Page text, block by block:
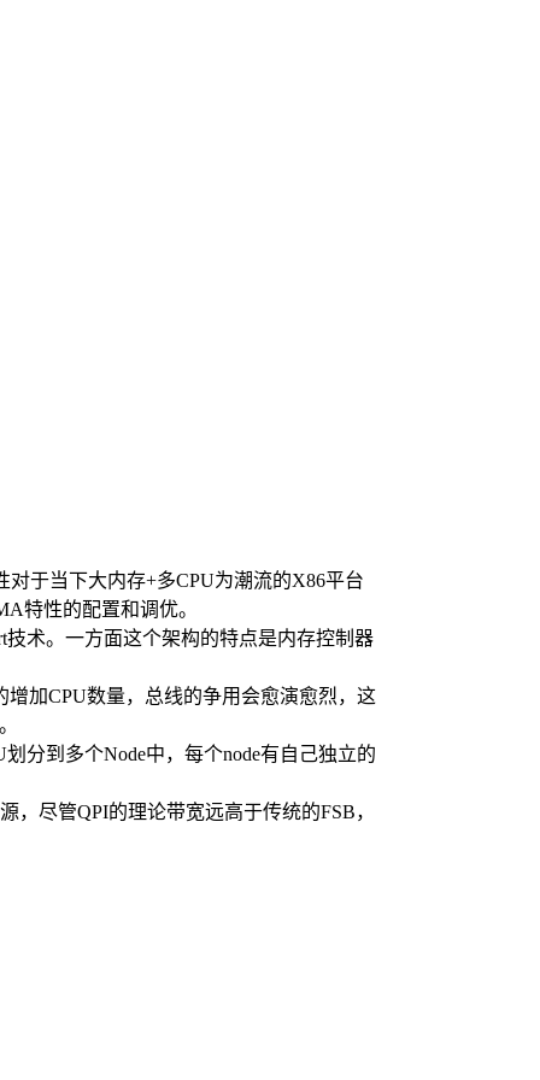
于当下大内存+多CPU为潮流的X86平台
特性的配置和调优。
术。一方面这个架构的特点是内存控制器
加CPU数量，总线的争用会愈演愈烈，这
分到多个Node中，每个node有自己独立的
尽管QPI的理论带宽远高于传统的FSB，